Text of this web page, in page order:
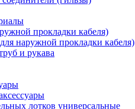
прокладки кабеля)
наружной прокладки кабеля)
и рукава
лотков универсальные